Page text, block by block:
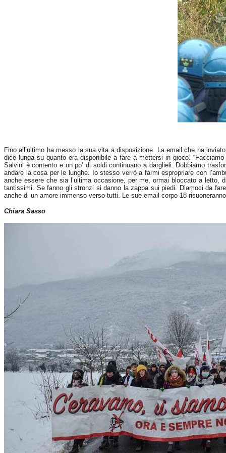
Fino all’ultimo ha messo la sua vita a disposizione. La email che ha
dice lunga su quanto era disponibile a fare a mettersi in gioco.
Salvini è contento e un po’ di soldi continuano a darglieli. Dobbiamo
andare la cosa per le lunghe. Io stesso verrò a farmi espropriare con
anche essere che sia l’ultima occasione, per me, ormai bloccato a letto,
tantissimi. Se fanno gli stronzi si danno la zappa sui piedi. Diamoci da
anche di un amore immenso verso tutti. Le sue email corpo 18
Chiara Sasso